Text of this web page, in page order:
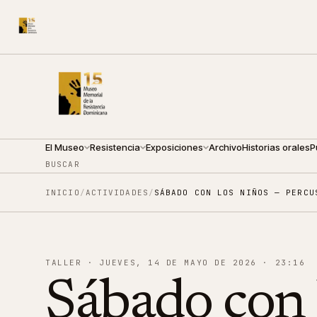
CALLE ARZOBISPO NOUEL 210●DOMINGO · 10:00 —
El Museo Resistencia Exposiciones ArchivoHistorias orales
BUSCAR
INICIO /ACTIVIDADES / SÁBADO CON LOS NIÑOS —
TALLER · JUEVES, 14 DE MAYO DE 2026 · 23:16
Sábado